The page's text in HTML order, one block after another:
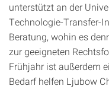
unterstützt an der
Technologie-Transfer-
Beratung, wohin es
zur geeigneten
Frühjahr ist außerdem
Bedarf helfen Ljubow